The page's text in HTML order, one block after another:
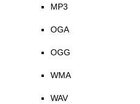
MP3
OGA
OGG
WMA
WAV